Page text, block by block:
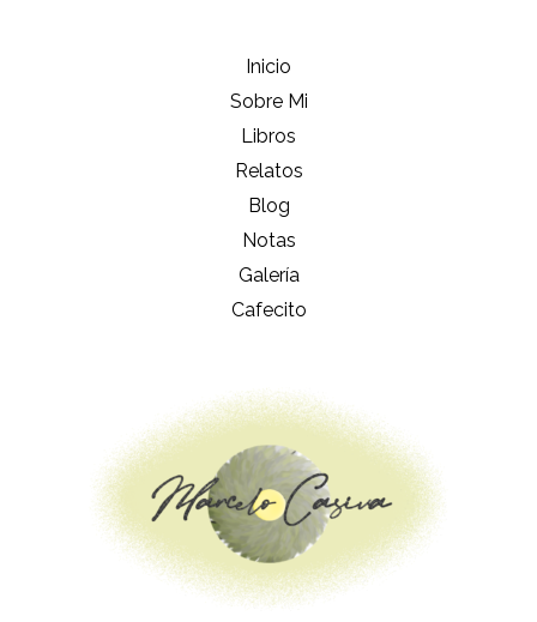
Inicio
Sobre Mi
Libros
Relatos
Blog
Notas
Galería
Cafecito